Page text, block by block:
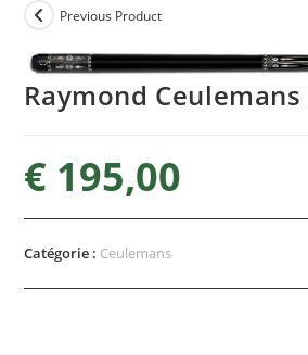
Previous Product
Raymond Ceulemans
€ 195,00
Catégorie : Ceulemans